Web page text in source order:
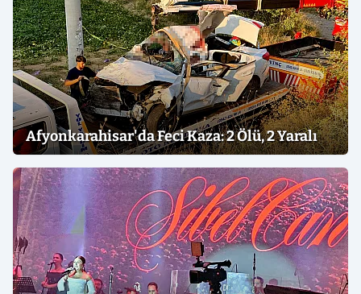
Afyonkarahisar'da Feci Kaza: 2 Ölü, 2 Yaralı